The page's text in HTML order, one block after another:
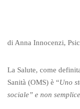
di Anna Innocenzi,
La Salute, come
Sanità (OMS) è “Uno
sociale” e non